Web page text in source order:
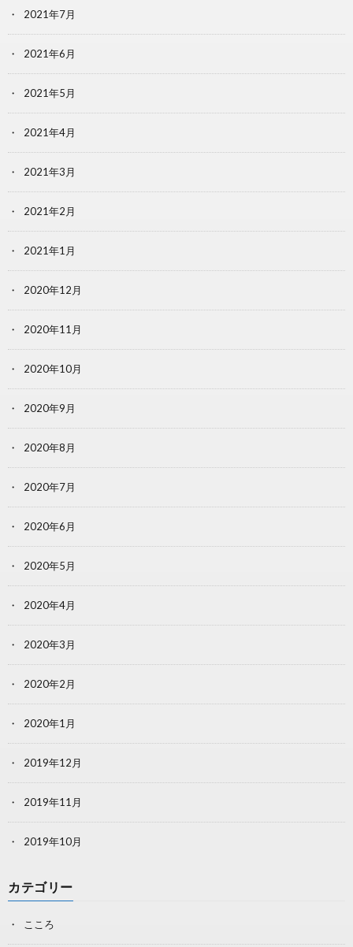
2021年7月
2021年6月
2021年5月
2021年4月
2021年3月
2021年2月
2021年1月
2020年12月
2020年11月
2020年10月
2020年9月
2020年8月
2020年7月
2020年6月
2020年5月
2020年4月
2020年3月
2020年2月
2020年1月
2019年12月
2019年11月
2019年10月
カテゴリー
こころ